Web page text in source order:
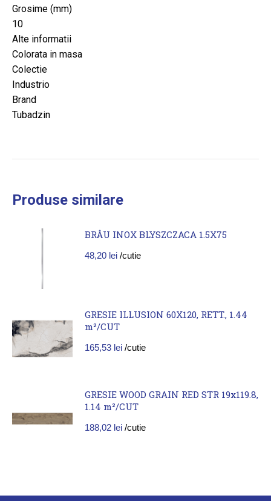
Grosime (mm)
10
Alte informatii
Colorata in masa
Colectie
Industrio
Brand
Tubadzin
Produse similare
BRÂU INOX BLYSZCZACA 1.5X75
48,20 lei /cutie
GRESIE ILLUSION 60X120, RETT., 1.44
m²/CUT
165,53 lei /cutie
GRESIE WOOD GRAIN RED STR 19x119.8,
1.14 m²/CUT
188,02 lei /cutie